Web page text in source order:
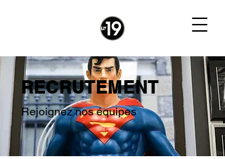
RECRUTEMENT
Rejoignez nos équipes